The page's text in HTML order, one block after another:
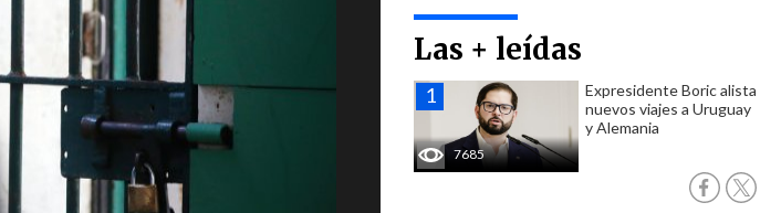
Las + leídas
7685
Expresidente Boric alista
nuevos viajes a Uruguay
y Alemania